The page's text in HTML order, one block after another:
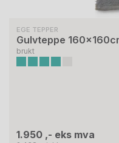
EGE TEPPER
Gulvteppe
brukt
1.950 ,- eks mva